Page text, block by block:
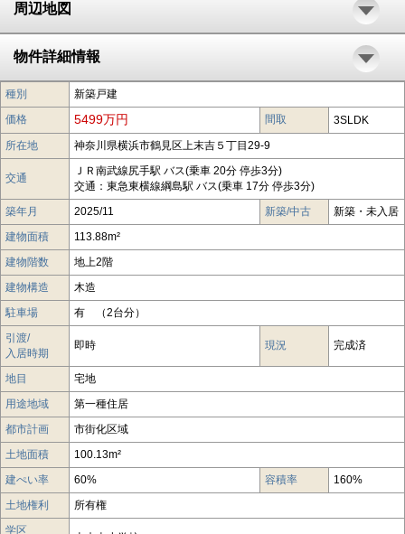
周辺地図
物件詳細情報
種別
新築戸建
価格
5499万円 間取
3SLDK
所在地
神奈川県横浜市鶴見区上末吉５丁目29-9
交通
ＪＲ南武線尻手駅 バス(乗車 20分 停歩3分)
交通：東急東横線綱島駅 バス(乗車 17分 停歩3分)
築年月
2025/11 新築/中古
新築・未入居
建物面積
113.88m²
建物階数
地上2階
建物構造
木造
駐車場
有 （2台分）
引渡/
入居時期
即時 現況 完成済
地目
宅地
用途地域
第一種住居
都市計画
市街化区域
土地面積
100.13m²
建ぺい率
60% 容積率
160%
土地権利
所有権
学区